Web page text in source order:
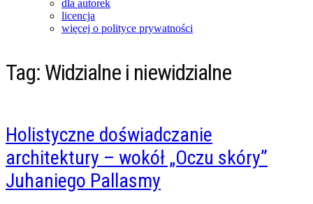
dla autorek
licencja
więcej o polityce prywatności
Tag: Widzialne i niewidzialne
Holistyczne doświadczanie
architektury – wokół „Oczu skóry”
Juhaniego Pallasmy